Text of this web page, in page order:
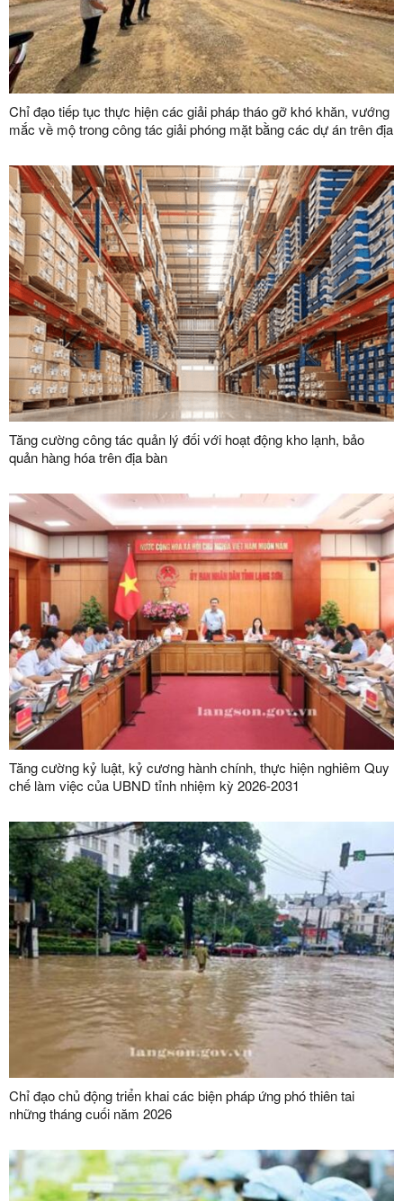
Chỉ đạo tiếp tục thực hiện các giải pháp tháo gỡ khó khăn, vướng
mắc về mộ trong công tác giải phóng mặt bằng các dự án trên địa
Tăng cường công tác quản lý đối với hoạt động kho lạnh, bảo
quản hàng hóa trên địa bàn
Tăng cường kỷ luật, kỷ cương hành chính, thực hiện nghiêm Quy
chế làm việc của UBND tỉnh nhiệm kỳ 2026-2031
Chỉ đạo chủ động triển khai các biện pháp ứng phó thiên tai
những tháng cuối năm 2026